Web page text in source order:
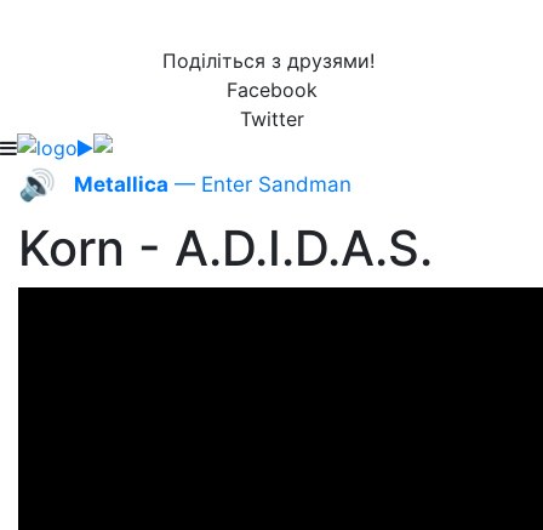
Поділіться з друзями!
Facebook
Twitter
🔊 Metallica — Enter Sandman
Korn - A.D.I.D.A.S.